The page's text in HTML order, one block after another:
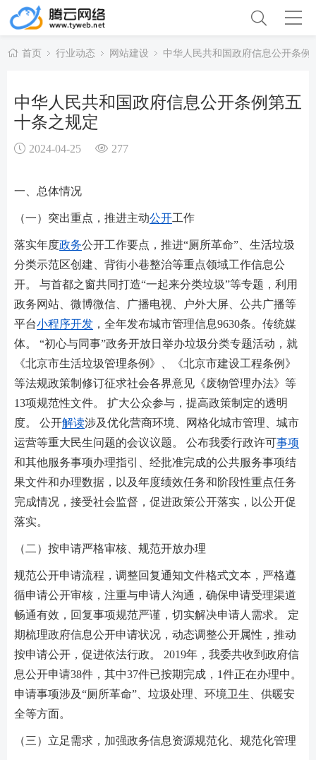
首页 行业动态 网站建设 中华人民共和国政府信息公开条例
中华人民共和国政府信息公开条例第五
十条之规定
2024-04-25 277
一、总体情况
（一）突出重点，推进主动公开工作
落实年度政务公开工作要点，推进“厕所革命”、生活垃圾
分类示范区创建、背街小巷整治等重点领域工作信息公
开。 与首都之窗共同打造“一起来分类垃圾”等专题，利用
政务网站、微博微信、广播电视、户外大屏、公共广播等
平台小程序开发 ，全年发布城市管理信息9630条。传统媒
体。 “初心与同事”政务开放日举办垃圾分类专题活动，就
《北京市生活垃圾管理条例》、《北京市建设工程条例》
等法规政策制修订征求社会各界意见《废物管理办法》等
13项规范性文件。 扩大公众参与，提高政策制定的透明
度。 公开解读涉及优化营商环境、网格化城市管理、城市
运营等重大民生问题的会议议题。 公布我委行政许可事项
和其他服务事项办理指引、经批准完成的公共服务事项结
果文件和办理数据，以及年度绩效任务和阶段性重点任务
完成情况，接受社会监督，促进政策公开落实，以公开促
落实。
（二）按申请严格审核、规范开放办理
规范公开申请流程，调整回复通知文件格式文本，严格遵
循申请公开审核，注重与申请人沟通，确保申请受理渠道
畅通有效，回复事项规范严谨，切实解决申请人需求。 定
期梳理政府信息公开申请状况，动态调整公开属性，推动
按申请公开，促进依法行政。 2019年，我委共收到政府信
息公开申请38件，其中37件已按期完成，1件正在办理中。
申请事项涉及“厕所革命”、垃圾处理、环境卫生、供暖安
全等方面。
（三）立足需求，加强政务信息资源规范化、规范化管理